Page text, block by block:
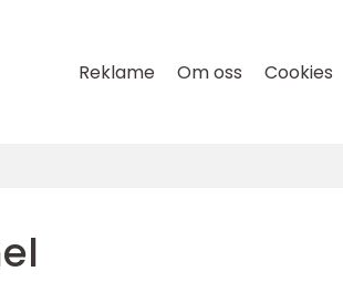
Reklame Om oss Cookies